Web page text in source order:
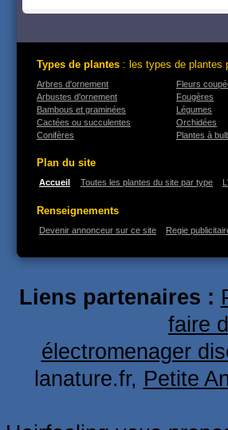
Types de plantes : les types de plantes
Arbres d'ornement
Arbustes d'ornement
Bambous et graminées
Cactées ou succulentes
Conifères
Fleurs
Fougères
Légumes
Orchidées
Plantes à
Plan du site
Accueil Toutes les plantes du site par type
Renseignements
Devenir annonceur sur ce site Regie
Liens partenaires :
faire
électromenager
lanature.fr, Petite